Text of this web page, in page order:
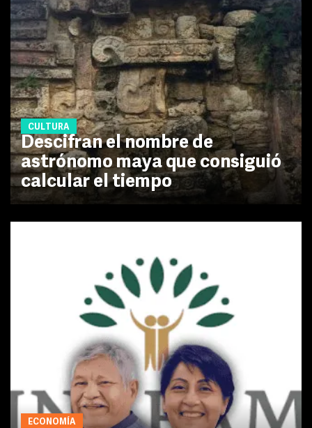
CULTURA
Descifran el nombre de
astrónomo maya que consiguió
calcular el tiempo
ECONOMÍA